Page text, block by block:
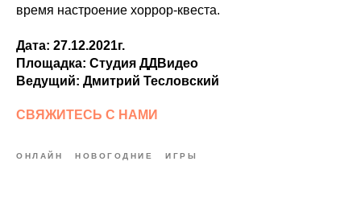
время настроение хоррор-квеста.
Дата: 27.12.2021г.
Площадка: Студия ДДВидео
Ведущий: Дмитрий Тесловский
СВЯЖИТЕСЬ С НАМИ
ОНЛАЙН НОВОГОДНИЕ ИГРЫ